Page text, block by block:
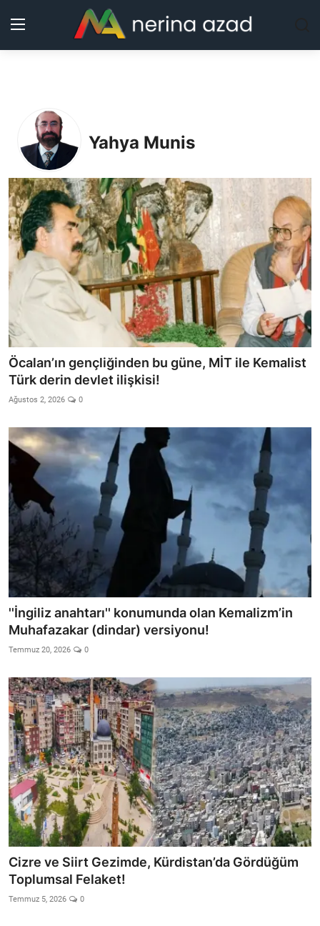
Bölgeler
Yaşam
Güncel
Analiz
Makaleler
Galeri
Video
Yazarlar
Arşiv
İletişim
Türkçe Kurdi
Yahya Munis
Öcalan’ın gençliğinden bu güne, MİT ile Kemalist
Türk derin devlet ilişkisi!
Ağustos 2, 2026 0
''İngiliz anahtarı'' konumunda olan Kemalizm’in
Muhafazakar (dindar) versiyonu!
Temmuz 20, 2026 0
Cizre ve Siirt Gezimde, Kürdistan’da Gördüğüm
Toplumsal Felaket!
Temmuz 5, 2026 0